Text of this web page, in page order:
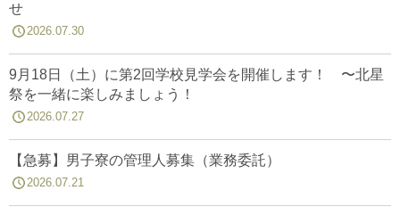
せ
2026.07.30
9月18日（土）に第2回学校見学会を開催します！ 〜北星
祭を一緒に楽しみましょう！
2026.07.27
【急募】男子寮の管理人募集（業務委託）
2026.07.21